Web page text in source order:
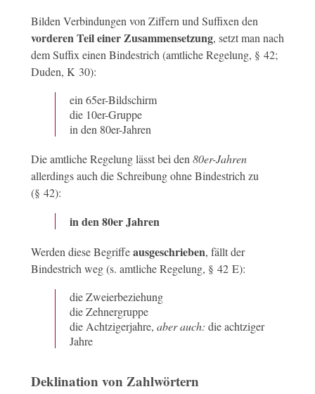
Bilden Verbindungen von Ziffern und Suffixen den
vorderen Teil einer Zusammensetzung, setzt man nach
dem Suffix einen Bindestrich (amtliche Regelung, § 42;
Duden, K 30):
ein 65er-Bildschirm
die 10er-Gruppe
in den 80er-Jahren
Die amtliche Regelung lässt bei den 80er-Jahren
allerdings auch die Schreibung ohne Bindestrich zu
(§ 42):
in den 80er Jahren
Werden diese Begriffeausgeschrieben, fällt der
Bindestrich weg (s. amtliche Regelung, § 42 E):
die Zweierbeziehung
die Zehnergruppe
die Achtzigerjahre, aber auch: die achtziger
Jahre
Deklination von Zahlwörtern